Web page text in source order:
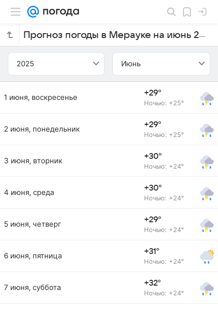
Прогноз погоды в Мерауке на июнь 2025 года
2025 Июнь
1 июня, воскресенье +29°
Ночью: +25°
2 июня, понедельник +29°
Ночью: +25°
3 июня, вторник +30°
Ночью: +24°
4 июня, среда +30°
Ночью: +24°
5 июня, четверг +29°
Ночью: +24°
6 июня, пятница +31°
Ночью: +24°
7 июня, суббота +32°
Ночью: +24°